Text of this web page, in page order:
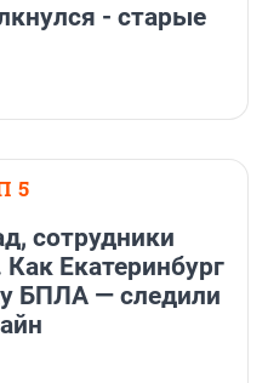
- старые
5
сотрудники
Как Екатеринбург
БПЛА — следили